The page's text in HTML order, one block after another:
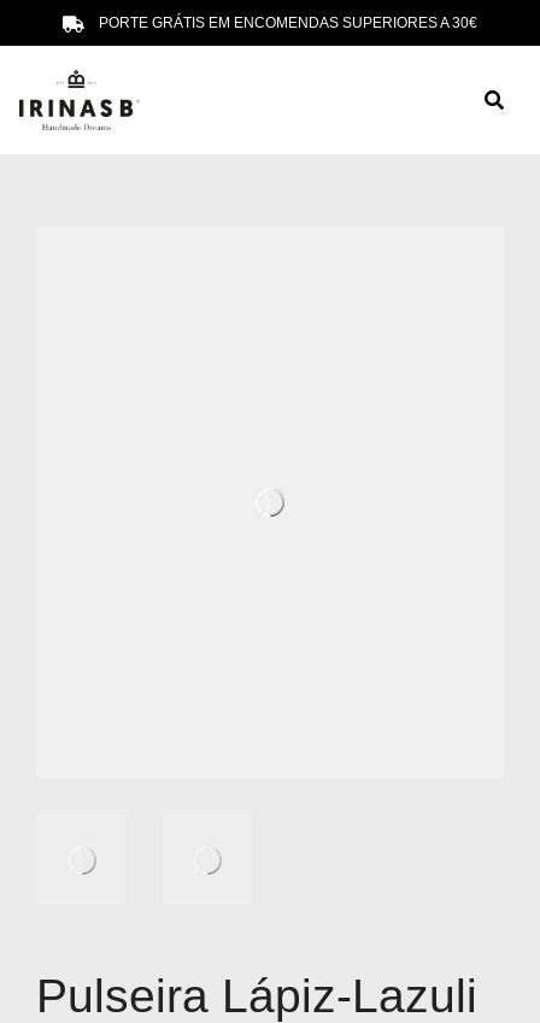
PORTE GRÁTIS EM ENCOMENDAS SUPERIORES A 30€
Pulseira Lápiz-Lazuli